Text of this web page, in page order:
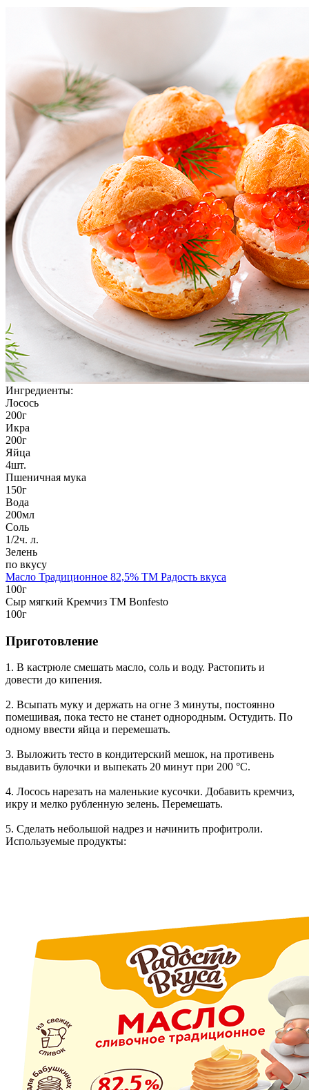
Ингредиенты:
Лосось
200г
Икра
200г
Яйца
4шт.
Пшеничная мука
150г
Вода
200мл
Соль
1/2ч. л.
Зелень
по вкусу
Масло Традиционное 82,5% TM Радость вкуса
100г
Сыр мягкий Кремчиз TM Bonfesto
100г
Приготовление
1. В кастрюле смешать масло, соль и воду. Растопить и
довести до кипения.
2. Всыпать муку и держать на огне 3 минуты, постоянно
помешивая, пока тесто не станет однородным. Остудить. По
одному ввести яйца и перемешать.
3. Выложить тесто в кондитерский мешок, на противень
выдавить булочки и выпекать 20 минут при 200 °С.
4. Лосось нарезать на маленькие кусочки. Добавить кремчиз,
икру и мелко рубленную зелень. Перемешать.
5. Сделать небольшой надрез и начинить профитроли.
Используемые продукты: